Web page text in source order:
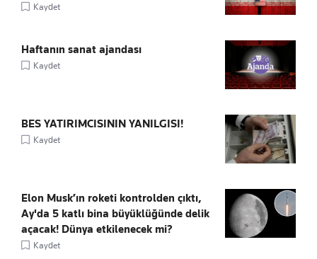
Kaydet
Haftanın sanat ajandası
Kaydet
BES YATIRIMCISININ YANILGISI!
Kaydet
Elon Musk’ın roketi kontrolden çıktı,
Ay'da 5 katlı bina büyüklüğünde delik
açacak! Dünya etkilenecek mi?
Kaydet